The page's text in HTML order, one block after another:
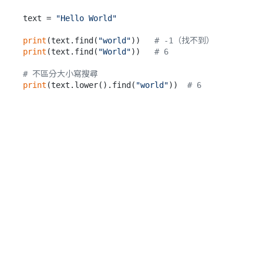
text = "Hello World"
print (text.find( "world")) # -1（找不到）
print (text.find( "World")) # 6
# 不區分大小寫搜尋
print (text.lower().find( "world")) # 6